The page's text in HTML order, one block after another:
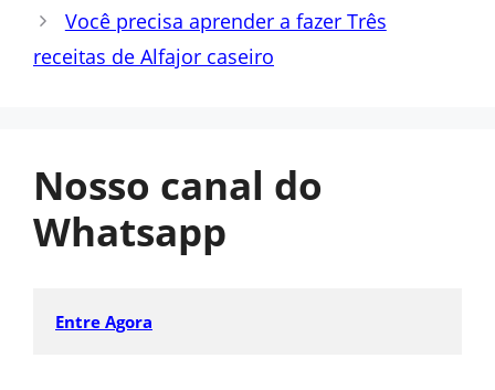
Você precisa aprender a fazer Três
receitas de Alfajor caseiro
Nosso canal do
Whatsapp
Entre Agora